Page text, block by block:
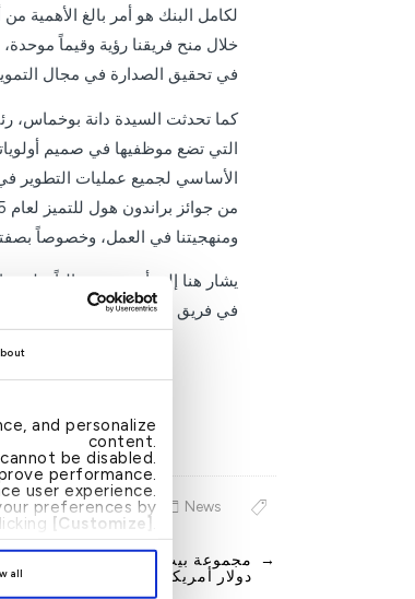
and personalize
content.
be disabled.
performance.
user experience.
preferences by
[Customize]
all
لكامل البنك هو أمر بالغ الأهمية
خلال منح فريقنا رؤية وقيماً
في تحقيق الصدارة في مجال
كما تحدثت السيدة دانة بوخماس،
التي تضع موظفيها في صميم
الأساسي لجميع عمليات التطوير في
ومنهجيتنا في العمل، وخصوصاً
يشار هنا إلى أنه يجري حالياً
في فريق بيت التمويل الكويتي
News
Post
navigation
دولار أمريكي لصندوق الثروة
→